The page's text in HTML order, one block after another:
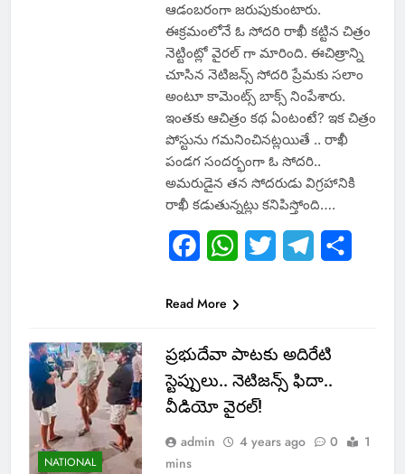
ఆడంబరంగా జరుపుకుంటారు.
ఈక్రమంలోనే ఓ సోదరి రాఖీ కట్టిన చిత్రం
నెట్టింట్లో వైరల్ గా మారింది. ఈచిత్రాన్ని
చూసిన నెటిజన్స్ సోదరి ప్రేమకు సలాం
అంటూ కామెంట్స్ బాక్స్ నింపేశారు.
ఇంతకు ఆచిత్రం కథ ఏంటంటే? ఇక చిత్రం
పోస్టును గమనించినట్లయితే .. రాఖీ
పండగ సందర్భంగా ఓ సోదరి..
అమరుడైన తన సోదరుడు విగ్రహానికి
రాఖీ కడుతున్నట్లు కనిపిస్తోంది….
FacebookWhatsApp
Twitter Telegram
Read More
NATIONAL
ప్రభుదేవా పాటకు అదిరేటి
స్టెప్పులు.. నెటిజన్స్ ఫిదా..
వీడియో వైరల్!
admin 4 years ago 0
1
mins